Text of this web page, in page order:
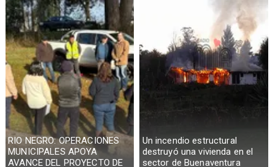
RIO NEGRO: OPERACIONES
MUNICIPALES APOYA
AVANCE DEL PROYECTO DE
Un incendio estructural
destruyó una vivienda en el
sector de Buenaventura